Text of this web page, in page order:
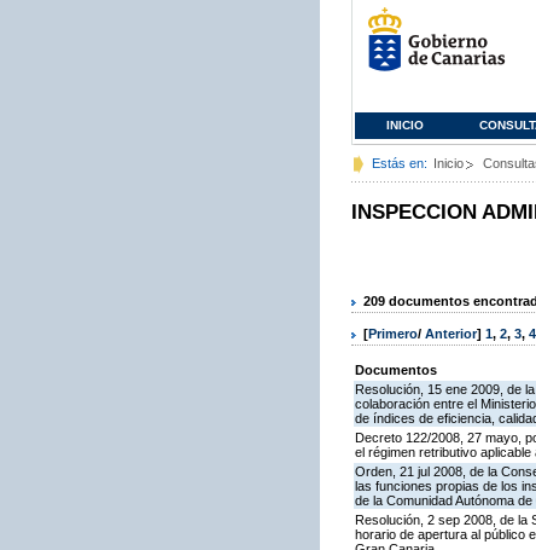
INICIO
Estás en: Inicio
INSPECCION
209 documentos
[Primero/ Anterior] 1, 2, 3, 4
Documentos
Resolución, 15 ene 2009, de
colaboración entre el
de índices de eficiencia,
Decreto 122/2008, 27 mayo,
el régimen retributivo
Orden, 21 jul 2008, de la
las funciones propias de los
de la Comunidad Autónoma de
Resolución, 2 sep 2008, de
horario de apertura al público